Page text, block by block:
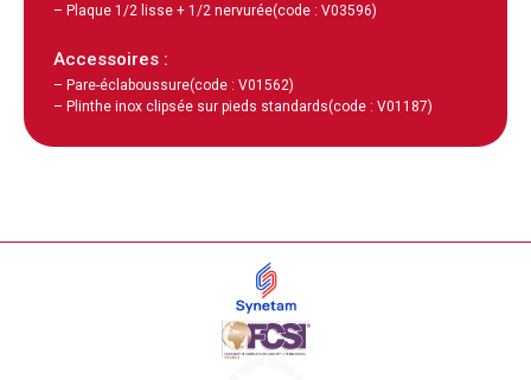
– Plaque 1/2 lisse + 1/2 nervurée(code : V03596)
Accessoires :
– Pare-éclaboussure(code : V01562)
– Plinthe inox clipsée sur pieds standards(code : V01187)